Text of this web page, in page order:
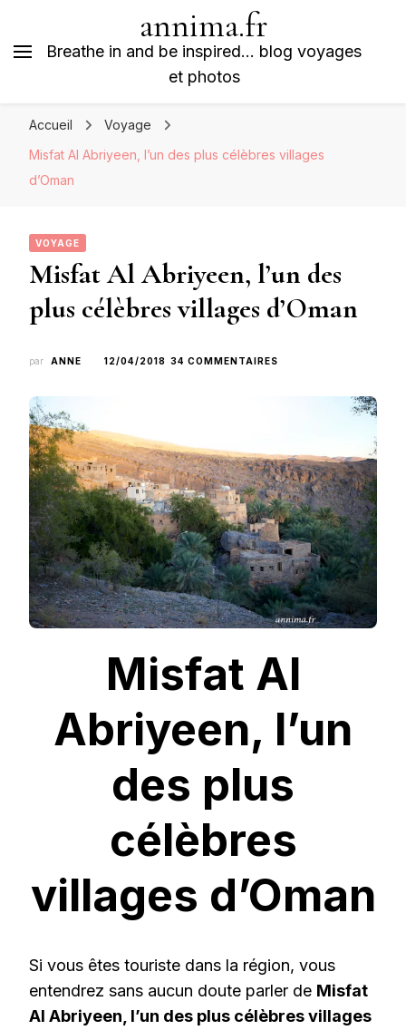
annima.fr
Breathe in and be inspired… blog voyages
et photos
Accueil
Voyage
Misfat Al Abriyeen, l’un des plus célèbres villages
d’Oman
VOYAGE
Misfat Al Abriyeen, l’un des
plus célèbres villages d’Oman
par ANNE 12/04/2018 34 COMMENTAIRES
PLUS
CÉLÈBRES
VILLAGES
D’OMAN
Misfat Al
Abriyeen, l’un
des plus
célèbres
villages d’Oman
Si vous êtes touriste dans la région, vous
entendrez sans aucun doute parler de Misfat
Al Abriyeen, l’un des plus célèbres villages